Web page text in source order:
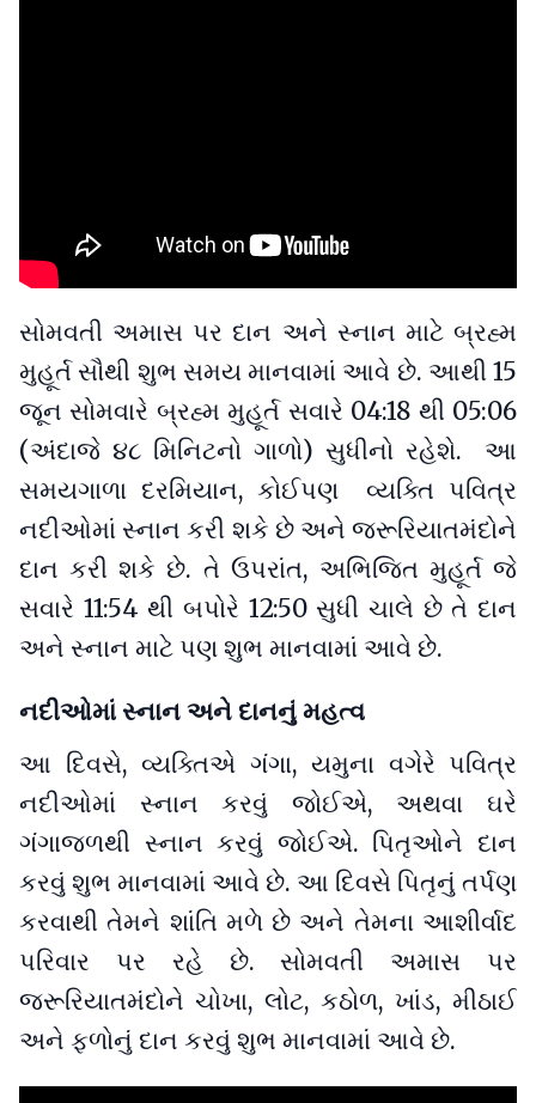
સોમવતી અમાસ પર દાન અને સ્નાન માટે બ્રહ્મ
મુહૂર્ત સૌથી શુભ સમય માનવામાં આવે છે. આથી 15
જૂન સોમવારે બ્રહ્મ મુહૂર્ત સવારે 04:18 થી 05:06
(અંદાજે ૪૮ મિનિટનો ગાળો) સુધીનો રહેશે. આ
સમયગાળા દરમિયાન, કોઈપણ વ્યક્તિ પવિત્ર
નદીઓમાં સ્નાન કરી શકે છે અને જરૂરિયાતમંદોને
દાન કરી શકે છે. તે ઉપરાંત, અભિજિત મુહૂર્ત જે
સવારે 11:54 થી બપોરે 12:50 સુધી ચાલે છે તે દાન
અને સ્નાન માટે પણ શુભ માનવામાં આવે છે.
નદીઓમાં સ્નાન અને દાનનું મહત્વ
આ દિવસે, વ્યક્તિએ ગંગા, યમુના વગેરે પવિત્ર
નદીઓમાં સ્નાન કરવું જોઈએ, અથવા ઘરે
ગંગાજળથી સ્નાન કરવું જોઈએ. પિતૃઓને દાન
કરવું શુભ માનવામાં આવે છે. આ દિવસે પિતૃનું તર્પણ
કરવાથી તેમને શાંતિ મળે છે અને તેમના આશીર્વાદ
પરિવાર પર રહે છે. સોમવતી અમાસ પર
જરૂરિયાતમંદોને ચોખા, લોટ, કઠોળ, ખાંડ, મીઠાઈ
અને ફળોનું દાન કરવું શુભ માનવામાં આવે છે.